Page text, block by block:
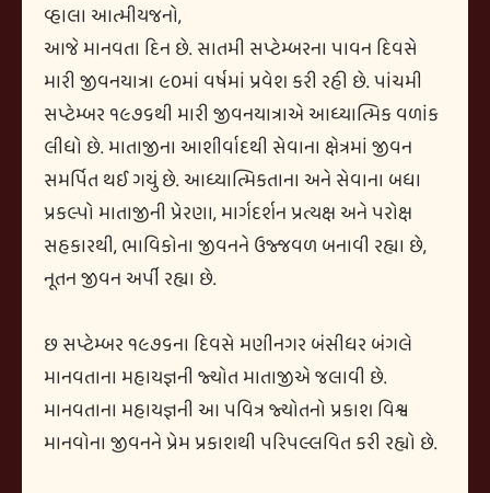
વ્હાલા આત્મીયજનો,
આજે માનવતા દિન છે. સાતમી સપ્ટેમ્બરના પાવન દિવસે
મારી જીવનયાત્રા ૯૦માં વર્ષમાં પ્રવેશ કરી રહી છે. પાંચમી
સપ્ટેમ્બર ૧૯૭૬થી મારી જીવનયાત્રાએ આધ્યાત્મિક વળાંક
લીધો છે. માતાજીના આશીર્વાદથી સેવાના ક્ષેત્રમાં જીવન
સમર્પિત થઈ ગયું છે. આધ્યાત્મિકતાના અને સેવાના બધા
પ્રકલ્પો માતાજીની પ્રેરણા, માર્ગદર્શન પ્રત્યક્ષ અને પરોક્ષ
સહકારથી, ભાવિકોના જીવનને ઉજ્જવળ બનાવી રહ્યા છે,
નૂતન જીવન અર્પી રહ્યા છે.
છ સપ્ટેમ્બર ૧૯૭૬ના દિવસે મણીનગર બંસીધર બંગલે
માનવતાના મહાયજ્ઞની જ્યોત માતાજીએ જલાવી છે.
માનવતાના મહાયજ્ઞની આ પવિત્ર જ્યોતનો પ્રકાશ વિશ્વ
માનવોના જીવનને પ્રેમ પ્રકાશથી પરિપલ્લવિત કરી રહ્યો છે.